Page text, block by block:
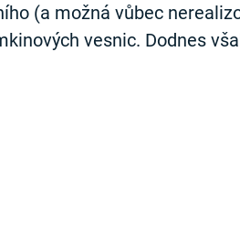
(a možná vůbec
vesnic. Dodnes